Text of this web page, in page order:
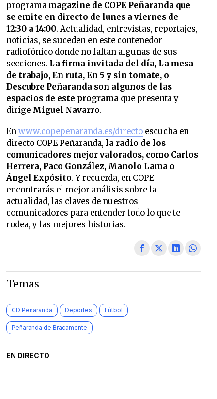
programa magazine de COPE Peñaranda que
se emite en directo de lunes a viernes de
12:30 a 14:00. Actualidad, entrevistas, reportajes,
noticias, se suceden en este contenedor
radiofónico donde no faltan algunas de sus
secciones. La firma invitada del día, La mesa
de trabajo, En ruta, En 5 y sin tomate, o
Descubre Peñaranda son algunos de las
espacios de este programa que presenta y
dirige Miguel Navarro.
Enwww.copepenaranda.es/directo escucha en
directo COPE Peñaranda, la radio de los
comunicadores mejor valorados, como Carlos
Herrera, Paco González, Manolo Lama o
Ángel Expósito. Y recuerda, en COPE
encontrarás el mejor análisis sobre la
actualidad, las claves de nuestros
comunicadores para entender todo lo que te
rodea, y las mejores historias.
Temas
CD Peñaranda Deportes Fútbol
Peñaranda de Bracamonte
EN DIRECTO